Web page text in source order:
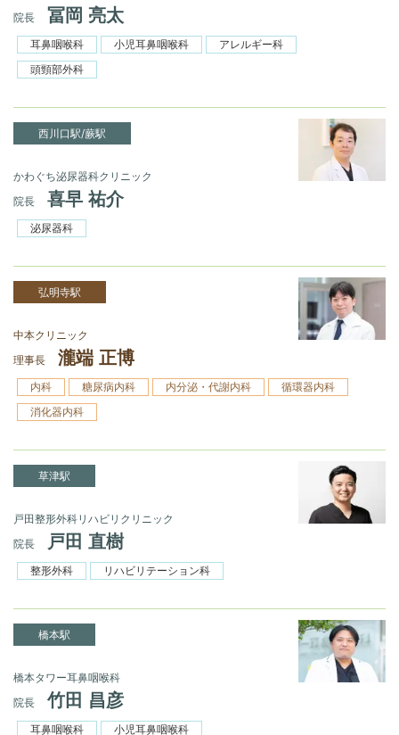
院長
冨岡 亮太
耳鼻咽喉科 小児耳鼻咽喉科
アレルギー科
頭頸部外科
西川口駅/蕨駅
かわぐち泌尿器科クリニック
院長
喜早 祐介
泌尿器科
弘明寺駅
中本クリニック
理事長
瀧端 正博
内科 糖尿病内科 内分泌・代謝内科
循環器内科
消化器内科
草津駅
戸田整形外科リハビリクリニック
院長
戸田 直樹
整形外科 リハビリテーション科
橋本駅
橋本タワー耳鼻咽喉科
院長
竹田 昌彦
耳鼻咽喉科 小児耳鼻咽喉科